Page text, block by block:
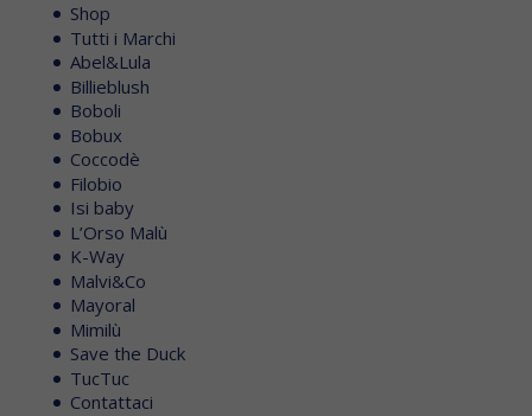
Shop
Tutti i Marchi
Abel&Lula
Billieblush
Boboli
Bobux
Coccodè
Filobio
Isi baby
L’Orso Malù
K-Way
Malvi&Co
Mayoral
Mimilù
Save the Duck
TucTuc
Contattaci